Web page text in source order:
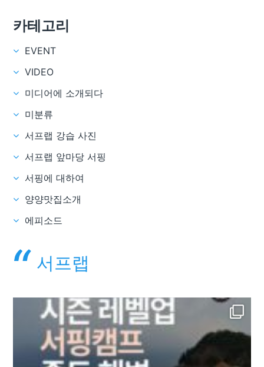
카테고리
EVENT
VIDEO
미디어에 소개되다
미분류
서프랩 강습 사진
서프랩 앞마당 서핑
서핑에 대하여
양양맛집소개
에피소드
서프랩